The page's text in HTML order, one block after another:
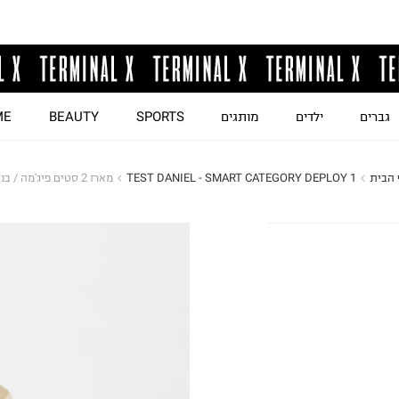
גברים ילדים מותגים SPORTS
BEAUTY
הבית TEST DANIEL - SMART CATEGORY DEPLOY 1 מארז 2 סטים פיג'מה / בנים